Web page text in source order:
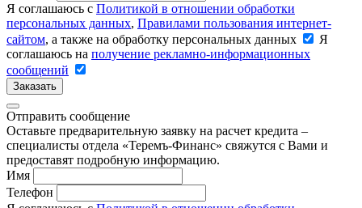
Я соглашаюсь с Политикой в отношении обработки
персональных данных, Правилами пользования интернет-
сайтом, а также на обработку персональных данных
Я
соглашаюсь на получение рекламно-информационных
сообщений
Заказать
Отправить сообщение
Оставьте предварительную заявку на расчет кредита –
специалисты отдела «Теремъ-Финанс» свяжутся с Вами и
предоставят подробную информацию.
Имя
Телефон